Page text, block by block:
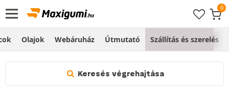
Olajok Webáruház Útmutató Szállítás és szerelés
Keresés végrehajtása